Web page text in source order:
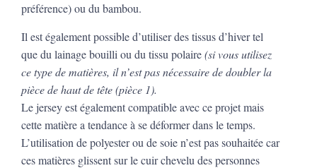
préférence) ou du bambou.
Il est également possible d’utiliser des tissus d’hiver tel
que du lainage bouilli ou du tissu polaire(si vous utilisez
ce type de matières, il n’est pas nécessaire de doubler la
pièce de haut de tête (pièce 1).
Le jersey est également compatible avec ce projet mais
cette matière a tendance à se déformer dans le temps.
L’utilisation de polyester ou de soie n’est pas souhaitée car
ces matières glissent sur le cuir chevelu des personnes